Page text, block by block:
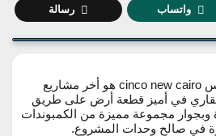
واتساب رسالة
سينكو مول التجمع الخامس cinco new cairo هو أخر مشاريع
في أميز قطعة أرض على طريق
وبجوار مجموعة مميزة من الكمبوندات
في صالح وحدات المشروع.